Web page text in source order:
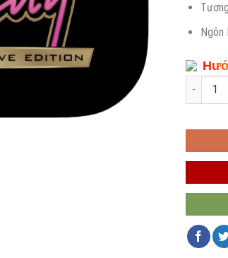
Ngôn
Combo